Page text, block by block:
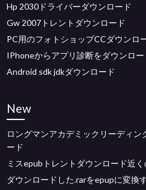
Hp 2030ドライバーダウンロード
Gw 2007トレントダウンロード
PC用のフォトショップCCダウンロ
IPhoneからアプリ診断をダウンロ
Android sdk jdkダウンロード
New
ロングマンアカデミックリーディン
ード
ミスepubトレントダウンロード近
ダウンロードした.rarをepupに変換